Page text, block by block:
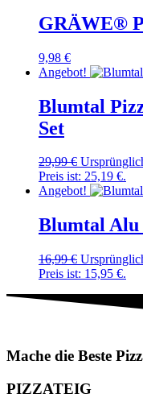
GRÄWE®
9,98 €
Angebot!
Blumtal
Set
29,99€
Preis ist: 25,19 €.
Angebot!
Blumtal Alu
16,99€
Preis ist: 15,95 €.
Mache die Beste
PIZZATEIG